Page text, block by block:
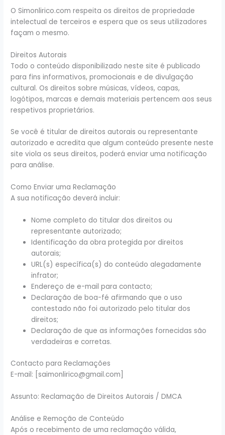
O Simonlirico.com respeita os direitos de propriedade
intelectual de terceiros e espera que os seus utilizadores
façam o mesmo.
Direitos Autorais
Todo o conteúdo disponibilizado neste site é publicado
para fins informativos, promocionais e de divulgação
cultural. Os direitos sobre músicas, vídeos, capas,
logótipos, marcas e demais materiais pertencem aos seus
respetivos proprietários.
Se você é titular de direitos autorais ou representante
autorizado e acredita que algum conteúdo presente neste
site viola os seus direitos, poderá enviar uma notificação
para análise.
Como Enviar uma Reclamação
A sua notificação deverá incluir:
Nome completo do titular dos direitos ou
representante autorizado;
Identificação da obra protegida por direitos
autorais;
URL(s) específica(s) do conteúdo alegadamente
infrator;
Endereço de e-mail para contacto;
Declaração de boa-fé afirmando que o uso
contestado não foi autorizado pelo titular dos
direitos;
Declaração de que as informações fornecidas são
verdadeiras e corretas.
Contacto para Reclamações
E-mail: [ saimonlirico@gmail.com
Assunto: Reclamação de Direitos Autorais / DMCA
Análise e Remoção de Conteúdo
Após o recebimento de uma reclamação válida,